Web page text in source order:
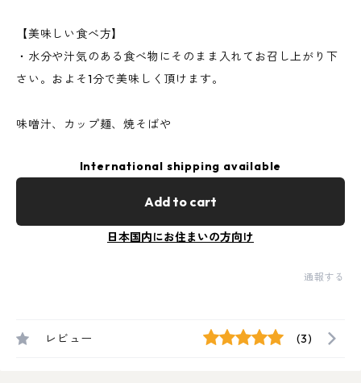
【美味しい食べ方】
・水分や汁気のある食べ物にそのまま入れてお召し上がり下
さい。およそ1分で美味しく頂けます。
味噌汁、カップ麺、焼そばや
International shipping available
Add to cart
日本国内にお住まいの方向け
通報する
レビュー (3)